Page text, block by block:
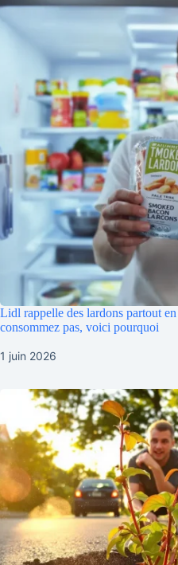
Lidl rappelle des lardons partout
consommez pas, voici pourquoi
1 juin 2026